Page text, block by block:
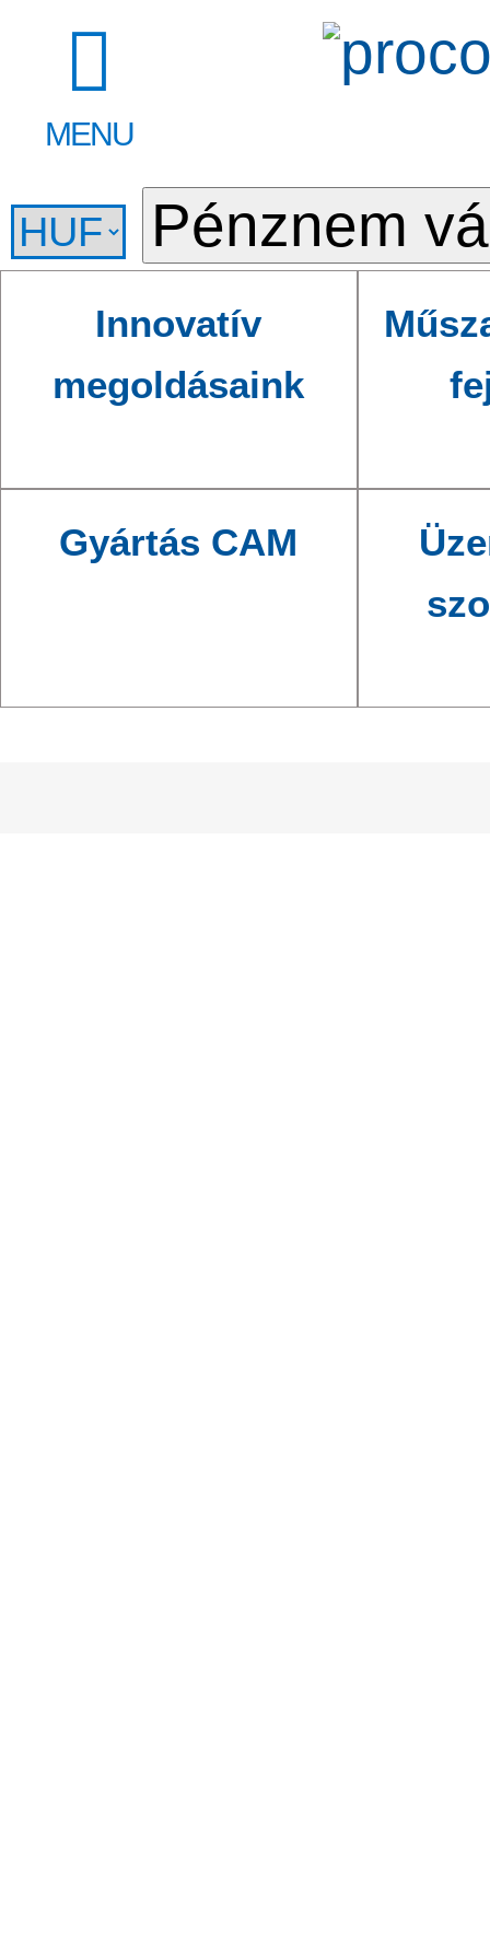
MENU
Innovatív
megoldásaink
Gyártás CAM